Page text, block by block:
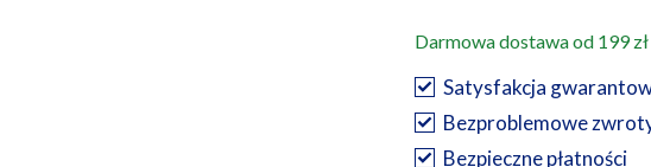
telefoniczne
2K
200
mm
Darmowa dostawa od 199 zł
Satysfakcja
Bezproblemowe
Bezpieczne płatności